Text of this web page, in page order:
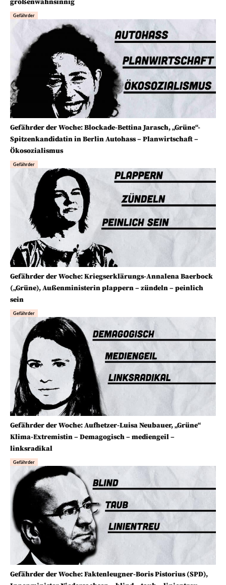
größenwahnsinnig
Gefährder
Gefährder der Woche: Blockade-Bettina Jarasch, „Grüne“-
Spitzenkandidatin in Berlin Autohass – Planwirtschaft –
Ökosozialismus
Gefährder
Gefährder der Woche: Kriegserklärungs-Annalena Baerbock
(„Grüne), Außenministerin plappern – zündeln – peinlich
sein
Gefährder
Gefährder der Woche: Aufhetzer-Luisa Neubauer, „Grüne“
Klima-Extremistin – Demagogisch – mediengeil –
linksradikal
Gefährder
Gefährder der Woche: Faktenleugner-Boris Pistorius (SPD),